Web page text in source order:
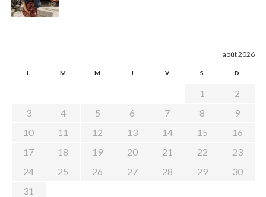
août 2026
L M M J V S D
1
2
3
4 5 6 7 8
9
10
11 12 13 14 15
16
17
18 19 20 21 22
23
24
25 26 27 28 29
30
31